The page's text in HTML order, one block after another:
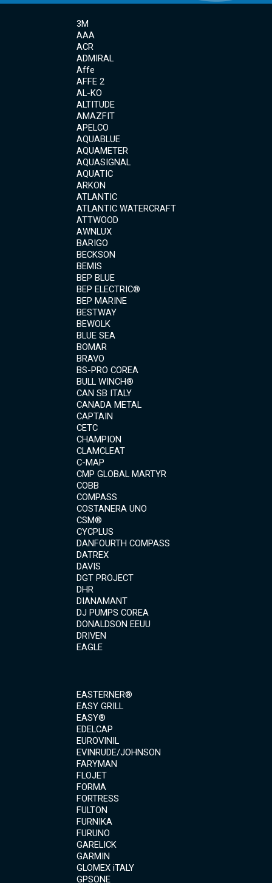
3M
AAA
ACR
ADMIRAL
Affe
AFFE 2
AL-KO
ALTITUDE
AMAZFIT
APELCO
AQUABLUE
AQUAMETER
AQUASIGNAL
AQUATIC
ARKON
ATLANTIC
ATLANTIC WATERCRAFT
ATTWOOD
AWNLUX
BARIGO
BECKSON
BEMIS
BEP BLUE
BEP ELECTRIC®
BEP MARINE
BESTWAY
BEWOLK
BLUE SEA
BOMAR
BRAVO
BS-PRO COREA
BULL WINCH®
CAN SB ITALY
CANADA METAL
CAPTAIN
CETC
CHAMPION
CLAMCLEAT
C-MAP
CMP GLOBAL MARTYR
COBB
COMPASS
COSTANERA UNO
CSM®
CYCPLUS
DANFOURTH COMPASS
DATREX
DAVIS
DGT PROJECT
DHR
DIANAMANT
DJ PUMPS COREA
DONALDSON EEUU
DRIVEN
EAGLE
EASTERNER®
EASY GRILL
EASY®
EDELCAP
EUROVINIL
EVINRUDE/JOHNSON
FARYMAN
FLOJET
FORMA
FORTRESS
FULTON
FURNIKA
FURUNO
GARELICK
GARMIN
GLOMEX iTALY
GPSONE